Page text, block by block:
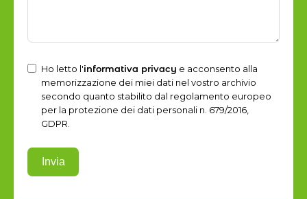
Ho letto l'informativa privacy e acconsento alla
memorizzazione dei miei dati nel vostro archivio
secondo quanto stabilito dal regolamento europeo
per la protezione dei dati personali n. 679/2016,
GDPR.
Invia